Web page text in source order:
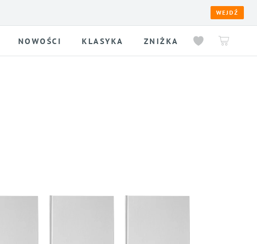
WEJDŹ
NOWOŚCI KLASYKA ZNIŻKA